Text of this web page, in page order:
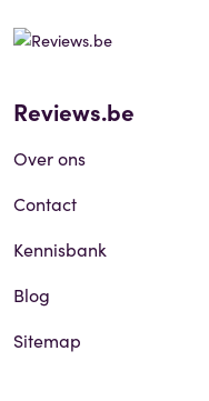
Reviews.be
Over ons
Contact
Kennisbank
Blog
Sitemap